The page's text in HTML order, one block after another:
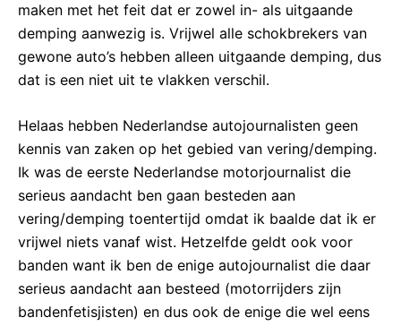
maken met het feit dat er zowel in- als uitgaande
demping aanwezig is. Vrijwel alle schokbrekers van
gewone auto’s hebben alleen uitgaande demping, dus
dat is een niet uit te vlakken verschil.
Helaas hebben Nederlandse autojournalisten geen
kennis van zaken op het gebied van vering/demping.
Ik was de eerste Nederlandse motorjournalist die
serieus aandacht ben gaan besteden aan
vering/demping toentertijd omdat ik baalde dat ik er
vrijwel niets vanaf wist. Hetzelfde geldt ook voor
banden want ik ben de enige autojournalist die daar
serieus aandacht aan besteed (motorrijders zijn
bandenfetisjisten) en dus ook de enige die wel eens